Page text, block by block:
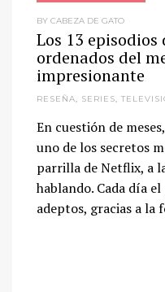
BY CABEZA DE GATO
Los 13
ordenados del
impresionante
RESEÑA, SERIES,
En cuestión de
uno de los secretos
parrilla de Netflix, a
hablando. Cada día
adeptos, gracias a la